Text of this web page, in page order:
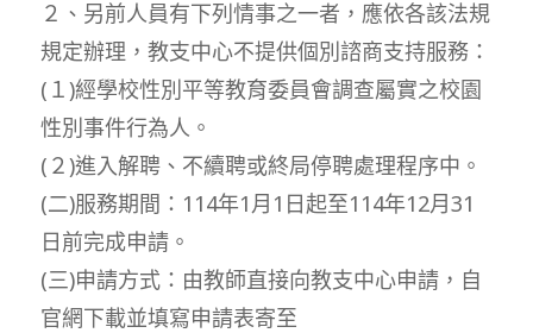
２、另前人員有下列情事之一者，應依各該法規
規定辦理，教支中心不提供個別諮商支持服務：
(１)經學校性別平等教育委員會調查屬實之校園
性別事件行為人。
(２)進入解聘、不續聘或終局停聘處理程序中。
(二)服務期間：114年1月1日起至114年12月31
日前完成申請。
(三)申請方式：由教師直接向教支中心申請，自
官網下載並填寫申請表寄至